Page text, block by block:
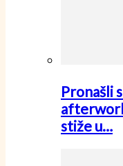
Pronašli
stiže u…